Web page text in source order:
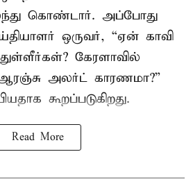
கொண்டார். அப்போது
ஒருவர், “ஏன் காவி
கேரளாவில்
ஆரஞ்சு அலர்ட் காரணமா?”
கூறப்படுகிறது.
Read More